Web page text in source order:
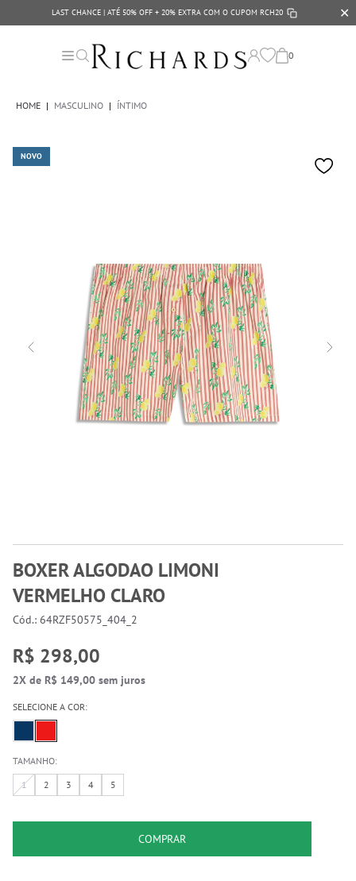
LAST CHANCE | ATÉ 50% OFF + 20% EXTRA COM O CUPOM RCH20 ✕
0
HOME | MASCULINO | ÍNTIMO
NOVO
BOXER ALGODAO LIMONI
VERMELHO CLARO
Cód.: 64RZF50575_404_2
R$ 298,00
2X de R$ 149,00 sem juros
SELECIONE A COR:
TAMANHO:
1
2 3 4 5
COMPRAR